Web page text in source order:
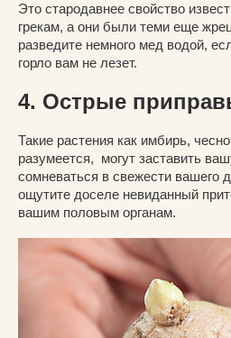
Это стародавнее свойство
грекам, а они были теми еще
разведите немного мед водой,
горло вам не лезет.
4. Острые
Такие растения как имбирь,
разумеется, могут заставить
сомневаться в свежести вашего
ощутите доселе невиданный
вашим половым органам.